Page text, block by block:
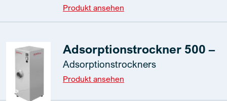
Produkt ansehen
Adsorptionstrockner 500 –
Adsorptionstrockners
Produkt ansehen